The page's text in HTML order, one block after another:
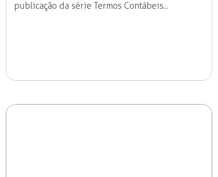
publicação da série Termos Contábeis...